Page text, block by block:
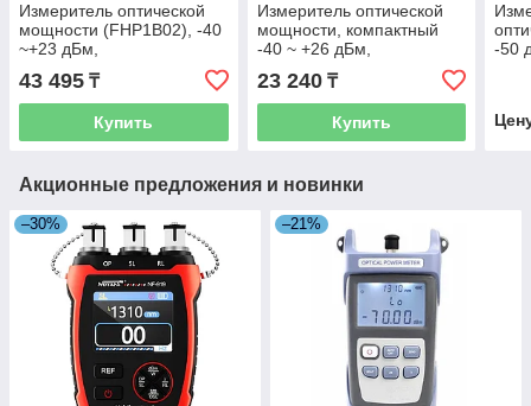
Измеритель оптической
мощности (FHP1B02), -40
~+23 дБм,
850/1300/1310/1490/1550/1625
нм, Grandway
43 495 ₸
Купить
Измеритель оптической
мощности, компактный
-40 ~ +26 дБм,
850/1300/1310/1490/1550/1625
нм Grandway FHP12-B
23 240₸
Купить
-50
Акционные предложения и новинки
–30% –21%